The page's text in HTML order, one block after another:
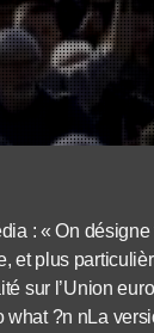
: « On
et plus
sur l’Union
?n nLa